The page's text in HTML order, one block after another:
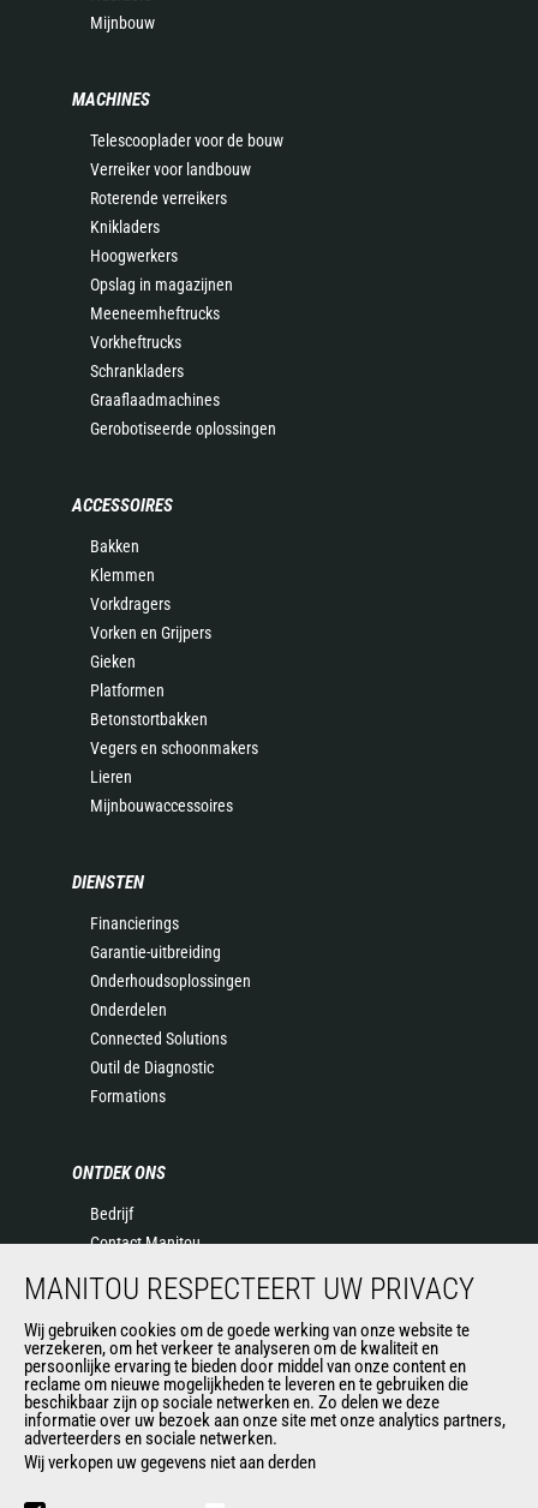
Mijnbouw
MACHINES
Telescooplader voor de bouw
Verreiker voor landbouw
Roterende verreikers
Knikladers
Hoogwerkers
Opslag in magazijnen
Meeneemheftrucks
Vorkheftrucks
Schrankladers
Graaflaadmachines
Gerobotiseerde oplossingen
ACCESSOIRES
Bakken
Klemmen
Vorkdragers
Vorken en Grijpers
Gieken
Platformen
Betonstortbakken
Vegers en schoonmakers
Lieren
Mijnbouwaccessoires
DIENSTEN
Financierings
Garantie-uitbreiding
Onderhoudsoplossingen
Onderdelen
Connected Solutions
Outil de Diagnostic
Formations
ONTDEK ONS
Bedrijf
Contact Manitou
Evenementen
Nieuws
Geschiedenis
General Terms and Conditions of Sale
ANDERE GROEPSSITES
MANITOU RESPECTEERT UW PRIVACY
Wij gebruiken cookies om de goede werking van onze website te
verzekeren, om het verkeer te analyseren om de kwaliteit en
persoonlijke ervaring te bieden door middel van onze content en
reclame om nieuwe mogelijkheden te leveren en te gebruiken die
beschikbaar zijn op sociale netwerken en. Zo delen we deze
informatie over uw bezoek aan onze site met onze analytics partners,
adverteerders en sociale netwerken.
Wij verkopen uw gegevens niet aan derden